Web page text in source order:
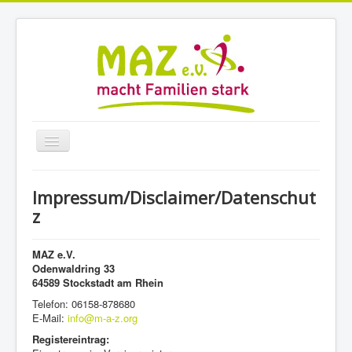
Navigation
an/aus
MiniMAZ
Angebote
Beratung
Veranstaltungen
Stellen
Impressum/Disclaimer/Datenschut
z
MAZ e.V.
Odenwaldring 33
64589 Stockstadt am Rhein
Telefon: 06158-878680
E-Mail: info@m-a-z.org
Registereintrag: